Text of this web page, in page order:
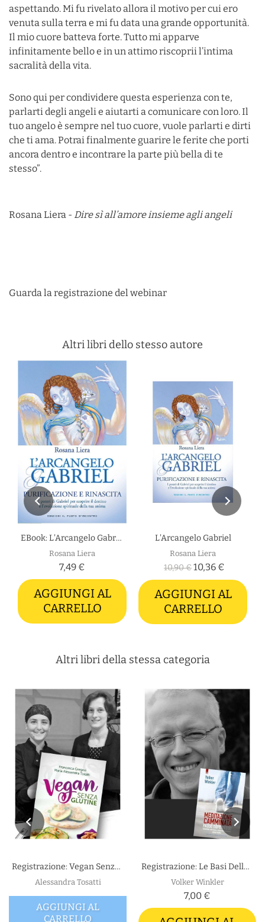
aspettando. Mi fu rivelato allora il motivo per cui ero
venuta sulla terra e mi fu data una grande opportunità.
Il mio cuore batteva forte. Tutto mi apparve
infinitamente bello e in un attimo riscoprii l’intima
sacralità della vita.
Sono qui per condividere questa esperienza con te,
parlarti degli angeli e aiutarti a comunicare con loro. Il
tuo angelo è sempre nel tuo cuore, vuole parlarti e dirti
che ti ama. Potrai finalmente guarire le ferite che porti
ancora dentro e incontrare la parte più bella di te
stesso”.
Rosana Liera - Dire sì all’amore insieme agli angeli
Guarda la registrazione del webinar
Altri libri dello stesso autore
EBook: L'Arcangelo Gabriel
Rosana Liera
7,49 €
AGGIUNGI AL
CARRELLO
L'Arcangelo Gabriel
Rosana Liera
10,90 €10,36 €
AGGIUNGI AL
CARRELLO
Altri libri della stessa categoria
Registrazione: Vegan Senza Glutine
Alessandra Tosatti
AGGIUNGI AL
CARRELLO
Registrazione: Le Basi Della Pratica...
Volker Winkler
7,00 €